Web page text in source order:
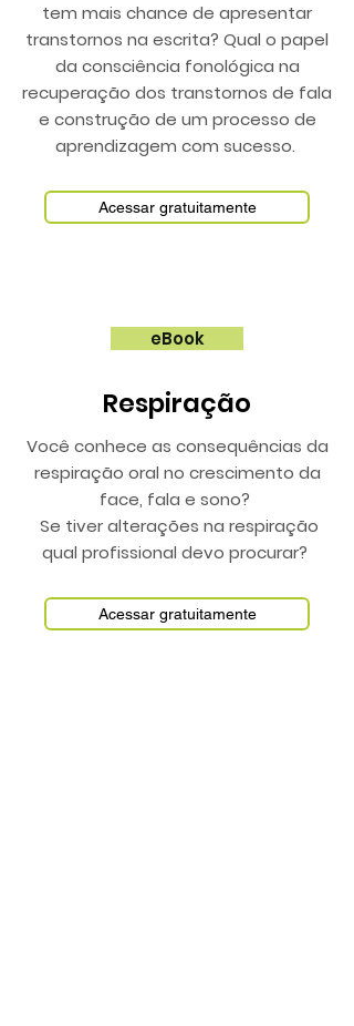
tem mais chance de apresentar
transtornos na escrita? Qual o papel
da consciência fonológica na
recuperação dos transtornos de fala
e construção de um processo de
aprendizagem com sucesso.
Acessar gratuitamente
eBook
Respiração
Você conhece as consequências da
respiração oral no crescimento da
face, fala e sono?
Se tiver alterações na respiração
qual profissional devo procurar?
Acessar gratuitamente